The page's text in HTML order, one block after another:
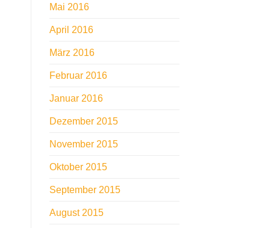
Mai 2016
April 2016
März 2016
Februar 2016
Januar 2016
Dezember 2015
November 2015
Oktober 2015
September 2015
August 2015